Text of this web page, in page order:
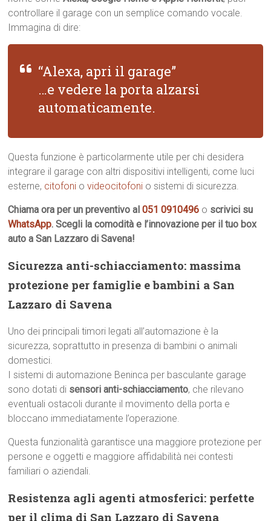
controllare il garage con un semplice comando vocale.
Immagina di dire:
“Alexa, apri il garage”
…e vedere la porta alzarsi
automaticamente.
Questa funzione è particolarmente utile per chi desidera
integrare il garage con altri dispositivi intelligenti, come luci
esterne, citofoni ovideocitofoni o sistemi di sicurezza.
Chiama ora per un preventivo al051 0910496 o scrivici su
WhatsApp. Scegli la comodità e l’innovazione per il tuo box
auto a San Lazzaro di Savena!
Sicurezza anti-schiacciamento: massima
protezione per famiglie e bambini a San
Lazzaro di Savena
Uno dei principali timori legati all’automazione è la
sicurezza, soprattutto in presenza di bambini o animali
domestici.
I sistemi di automazione Beninca per basculante garage
sono dotati di sensori anti-schiacciamento, che rilevano
eventuali ostacoli durante il movimento della porta e
bloccano immediatamente l’operazione.
Questa funzionalità garantisce una maggiore protezione per
persone e oggetti e maggiore affidabilità nei contesti
familiari o aziendali.
Resistenza agli agenti atmosferici: perfette
per il clima di San Lazzaro di Savena